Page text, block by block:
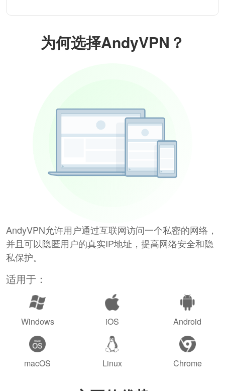
为何选择AndyVPN？
AndyVPN允许用户通过互联网访问一个私密的网络，
并且可以隐匿用户的真实IP地址，提高网络安全和隐
私保护。
适用于：
Windows iOS Android
macOS Linux Chrome